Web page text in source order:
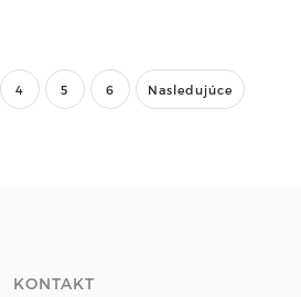
4 5 6 Nasledujúce
KONTAKT